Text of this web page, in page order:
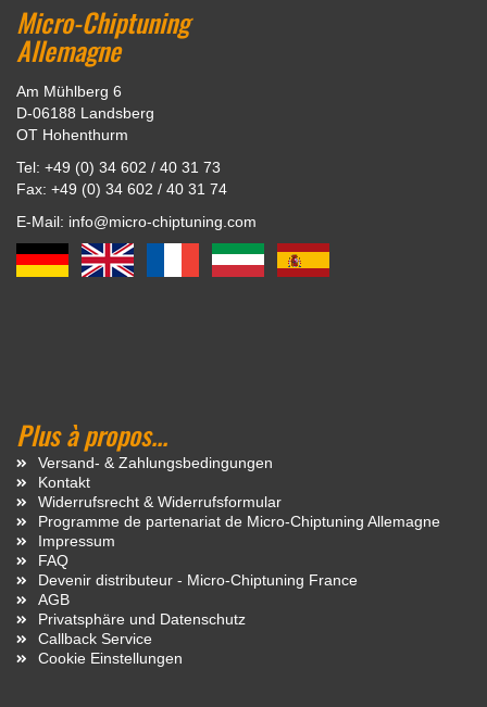
Micro-Chiptuning
Allemagne
Am Mühlberg 6
D-06188 Landsberg
OT Hohenthurm
Tel: +49 (0) 34 602 / 40 31 73
Fax: +49 (0) 34 602 / 40 31 74
E-Mail: info@micro-chiptuning.com
Plus à propos...
Versand- & Zahlungsbedingungen
Kontakt
Widerrufsrecht & Widerrufsformular
Programme de partenariat de Micro-Chiptuning Allemagne
Impressum
FAQ
Devenir distributeur - Micro-Chiptuning France
AGB
Privatsphäre und Datenschutz
Callback Service
Cookie Einstellungen